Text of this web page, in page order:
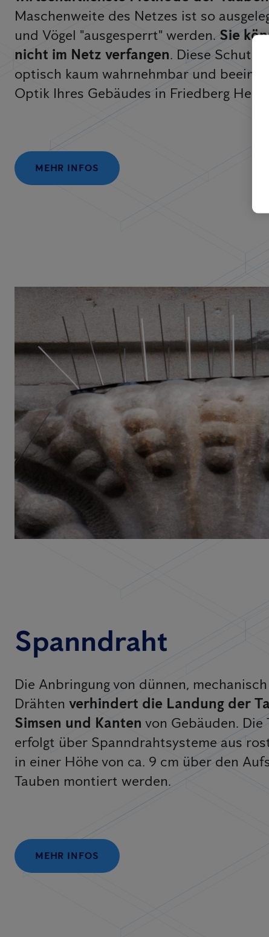
Maschenweite des Netzes ist so
und Vögel "ausgesperrt" werden.Sie
nicht im Netz verfangen. Diese
optisch kaum wahrnehmbar und
Optik Ihres Gebäudes in Friedberg
MEHR INFOS
Spanndraht
Die Anbringung von dünnen,
Drähten verhindert die Landung der
Simsen und Kanten von Gebäuden. Die
erfolgt über Spanndrahtsysteme aus
in einer Höhe von ca. 9 cm über den
Tauben montiert werden.
MEHR INFOS